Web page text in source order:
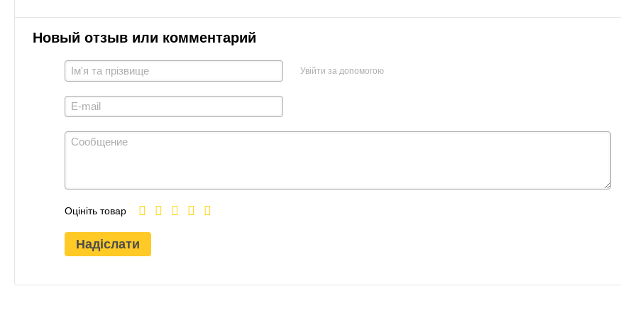
Новый отзыв или комментарий
Увійти за допомогою
Оцініть товар
Надіслати